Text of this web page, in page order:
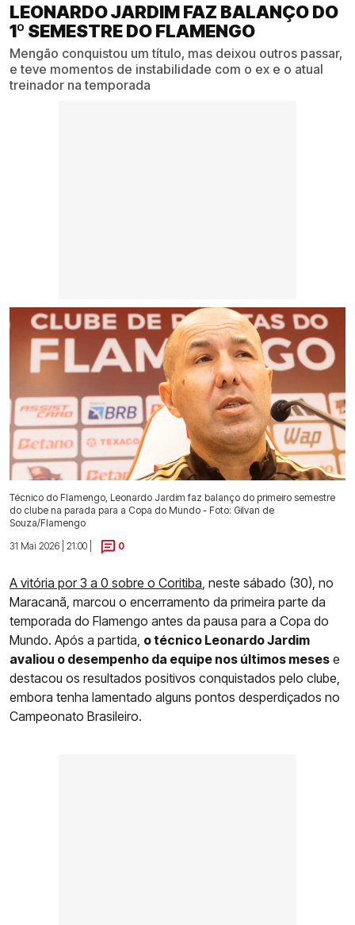
LEONARDO JARDIM FAZ BALANÇO DO
1º SEMESTRE DO FLAMENGO
Mengão conquistou um título, mas deixou outros passar,
e teve momentos de instabilidade com o ex e o atual
treinador na temporada
Técnico do Flamengo, Leonardo Jardim faz balanço do primeiro semestre
do clube na parada para a Copa do Mundo - Foto: Gilvan de
Souza/Flamengo
31 Mai 2026 | 21:00 |
0
A vitória por 3 a 0 sobre o Coritiba , neste sábado (30), no
Maracanã, marcou o encerramento da primeira parte da
temporada do Flamengo antes da pausa para a Copa do
Mundo. Após a partida, o técnico Leonardo Jardim
avaliou o desempenho da equipe nos últimos meses e
destacou os resultados positivos conquistados pelo clube,
embora tenha lamentado alguns pontos desperdiçados no
Campeonato Brasileiro.